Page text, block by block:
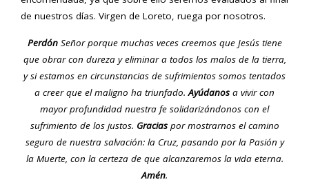
de nuestros días. Virgen de Loreto, ruega por nosotros.
PerdónSeñor porque muchas veces creemos que Jesús tiene
que obrar con dureza y eliminar a todos los malos de la tierra,
y si estamos en circunstancias de sufrimientos somos tentados
a creer que el maligno ha triunfado.Ayúdanos a vivir con
mayor profundidad nuestra fe solidarizándonos con el
sufrimiento de los justos. Graciaspor mostrarnos el camino
seguro de nuestra salvación: la Cruz, pasando por la Pasión y
la Muerte, con la certeza de que alcanzaremos la vida eterna.
Amén.